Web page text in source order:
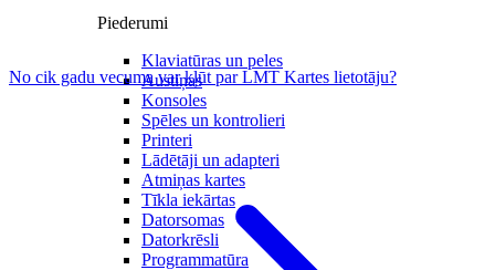
Piederumi
Klaviatūras un peles
Austiņas
Konsoles
Spēles un kontrolieri
Printeri
Lādētāji un adapteri
Atmiņas kartes
Tīkla iekārtas
Datorsomas
Datorkrēsli
Programmatūra
No cik gadu vecuma var kļūt par LMT Kartes lietotāju?